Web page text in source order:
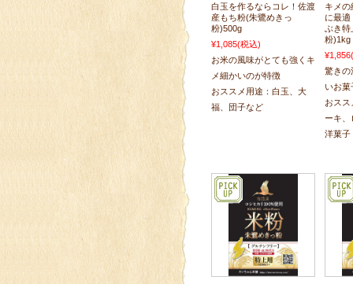
白玉を作るならコレ！佐渡
産もち粉(朱鷺めきっ
粉)500g
¥1,085(税込)
お米の風味がとても強くキ
メ細かいのが特徴
おススメ用途：白玉、大
福、団子など
キメの
に最適
ぶき特
粉)1kg
¥1,856
驚きの
いお菓
おスス
ーキ、
洋菓子